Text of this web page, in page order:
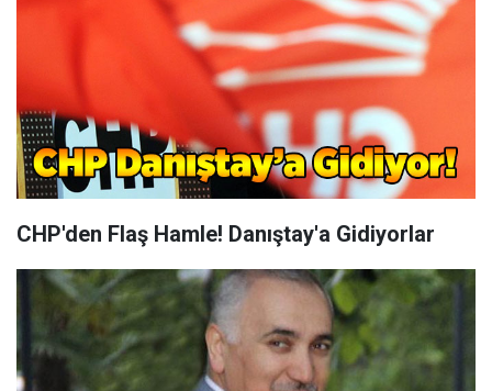
CHP'den Flaş Hamle! Danıştay'a Gidiyorlar